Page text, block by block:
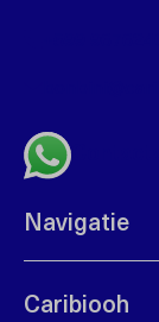
Navigatie
Caribiooh